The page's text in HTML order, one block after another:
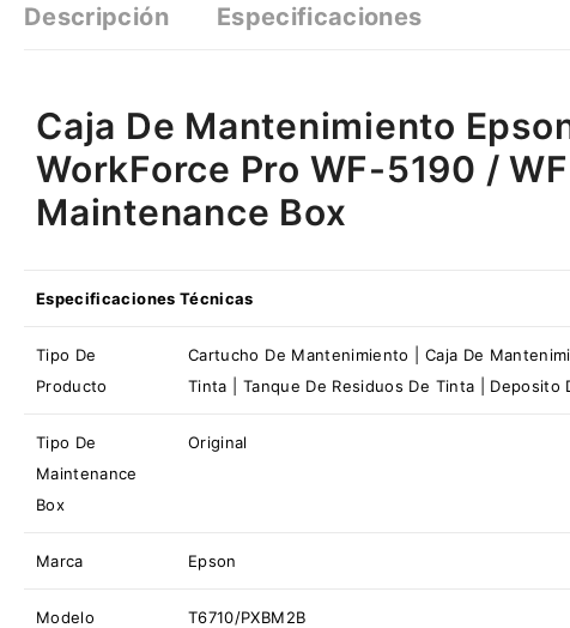
Descripción Especificaciones
Caja De Mantenimiento
WorkForce Pro WF-5190 /
Maintenance Box
Especificaciones Técnicas
Tipo De
Producto
Cartucho De Mantenimiento | Caja De
Tinta | Tanque De Residuos De Tinta | Deposito
Tipo De
Maintenance
Box
Original
Marca Epson
Modelo T6710/PXBM2B